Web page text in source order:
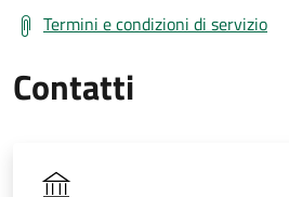
Termini e condizioni di servizio
Contatti